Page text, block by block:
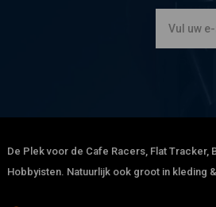
De Plek voor de Cafe Racers, Flat Tracker,
Hobbyisten. Natuurlijk ook groot in kleding